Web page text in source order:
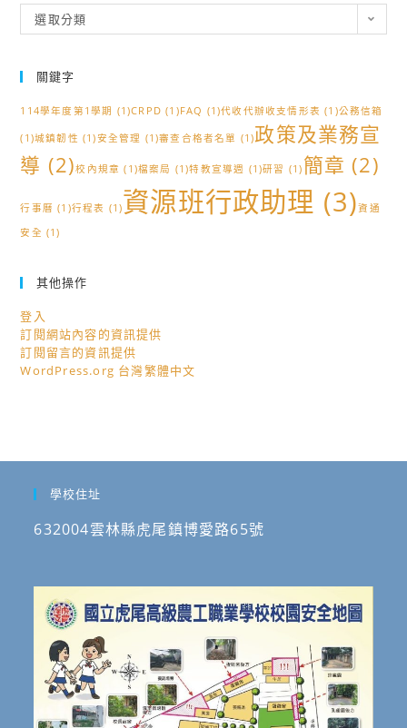
類
選取分類
關鍵字
114學年度第1學期 (1)CRPD (1)FAQ (1)代收代辦收支情形表 (1)公務信箱
(1)城鎮韌性 (1)安全管理 (1)審查合格者名單 (1)政策及業務宣
導 (2)校內規章 (1)檔案局 (1)特教宣導週 (1)研習 (1) 簡章 (2)
行事曆 (1)行程表 (1)資源班行政助理 (3)資通
安全 (1)
其他操作
登入
訂閱網站內容的資訊提供
訂閱留言的資訊提供
WordPress.org 台灣繁體中文
學校住址
632004雲林縣虎尾鎮博愛路65號